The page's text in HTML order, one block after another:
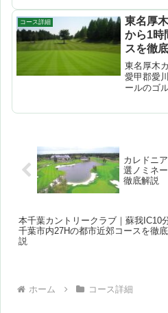
にフラッ
コースで
コース詳細
東名厚
から1時
スを徹
東名厚木
愛甲郡愛
ールのゴ
カレドニ
選ノミネ
徹底解説
本千葉カントリークラブ｜蘇我IC10
千葉市内27Hの都市近郊コースを徹
説
ホーム コース詳細